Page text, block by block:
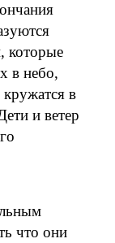
которые
в небо,
кружатся в
и ветер
что они